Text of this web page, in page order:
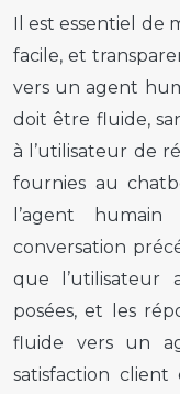
Il est essentiel de
facile, et
vers un agent
doit être fluide,
à l’utilisateur de
fournies au
l’agent
conversation
que l’utilisateur
posées, et les
fluide vers un
satisfaction